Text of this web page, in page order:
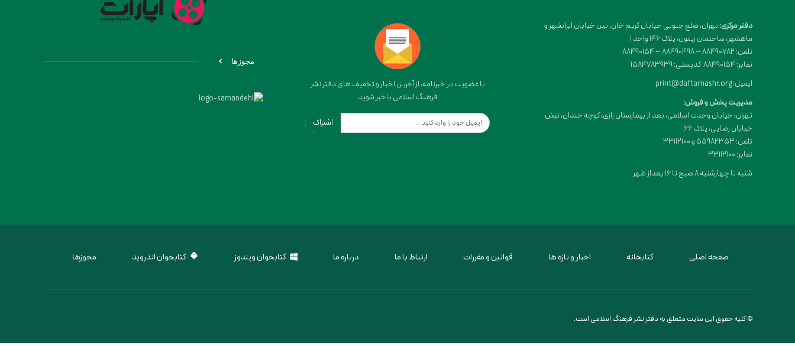
دفتر مرکزی:تهران، ضلع جنوبی خیابان کریم خان، بین خیابان ایرانشهر و
ماهشهر، ساختمان زیتون، پلاک 146 واحد 1
تلفن: 88490782 – 88490498 – 88490154
نمابر: 88490154 کدپستی: 1584783939
ایمیل: print@daftarnashr.org
مدیریت پخش و فروش:
تهران، خیابان وحدت اسلامی، بعد از بیمارستان رازی، کوچه خندان، نبش
خیابان رضایی، پلاک ۶۶
تلفن: 55982353 و 33112100
نمابر: 33112100
شنبه تا چهارشنبه 8 صبح تا 16 بعداز ظهر
با عضویت در خبرنامه، از آخرین اخبار و تخفیف های دفتر نشر
فرهنگ اسلامی باخبر شوید
اشتراک
مجوزها
صفحه اصلی کتابخانه اخبار و تازه ها قوانین و مقررات ارتباط با ما درباره ما کتابخوان ویندوز کتابخوان اندروید مجوزها
© کلیه حقوق این سایت متعلق به دفتر نشر فرهنگ اسلامی است.